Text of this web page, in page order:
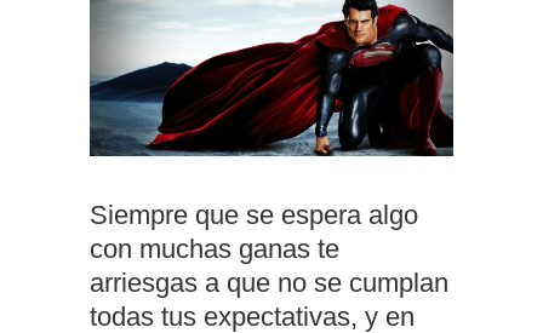
Siempre que se espera algo
con muchas ganas te
arriesgas a que no se cumplan
todas tus expectativas, y en